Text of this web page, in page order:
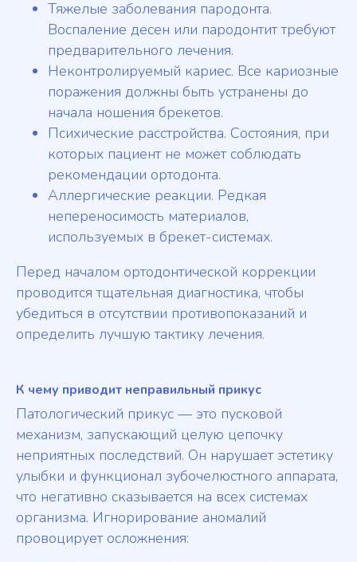
Тяжелые заболевания пародонта.
Воспаление десен или пародонтит требуют
предварительного лечения.
Неконтролируемый кариес. Все кариозные
поражения должны быть устранены до
начала ношения брекетов.
Психические расстройства. Состояния, при
которых пациент не может соблюдать
рекомендации ортодонта.
Аллергические реакции. Редкая
непереносимость материалов,
используемых в брекет-системах.
Перед началом ортодонтической коррекции
проводится тщательная диагностика, чтобы
убедиться в отсутствии противопоказаний и
определить лучшую тактику лечения.
К чему приводит неправильный прикус
Патологический прикус — это пусковой
механизм, запускающий целую цепочку
неприятных последствий. Он нарушает эстетику
улыбки и функционал зубочелюстного аппарата,
что негативно сказывается на всех системах
организма. Игнорирование аномалий
провоцирует осложнения: